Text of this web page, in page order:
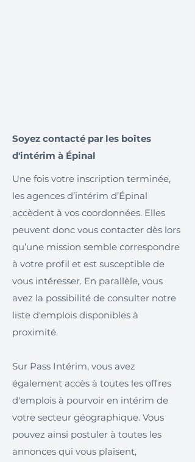
Soyez contacté par les boîtes
d'intérim à Épinal
Une fois votre inscription terminée,
les agences d’intérim d’Épinal
accèdent à vos coordonnées. Elles
peuvent donc vous contacter dès lors
qu’une mission semble correspondre
à votre profil et est susceptible de
vous intéresser. En parallèle, vous
avez la possibilité de consulter notre
liste d'emplois disponibles à
proximité.
Sur Pass Intérim, vous avez
également accès à toutes les offres
d'emplois à pourvoir en intérim de
votre secteur géographique. Vous
pouvez ainsi postuler à toutes les
annonces qui vous plaisent,